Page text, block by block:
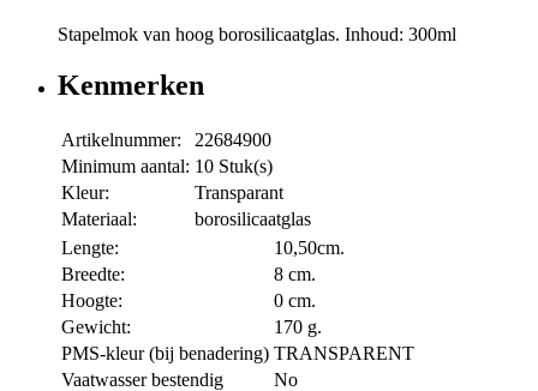
Stapelmok van hoog borosilicaatglas. Inhoud: 300ml
Kenmerken
Artikelnummer:
22684900
Minimum aantal: 10 Stuk(s)
Kleur:
Transparant
Materiaal:
borosilicaatglas
Lengte:
10,50cm.
Breedte:
8 cm.
Hoogte:
0 cm.
Gewicht:
170 g.
PMS-kleur (bij benadering) TRANSPARENT
Vaatwasser bestendig
No